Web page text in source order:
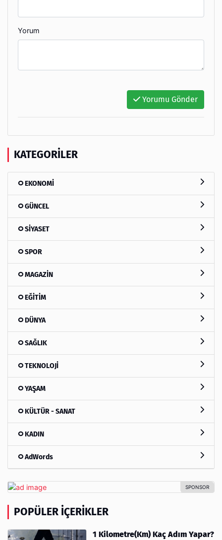
Yorum
Yorumu Gönder
KATEGORILER
EKONOMİ
GÜNCEL
SİYASET
SPOR
MAGAZİN
EĞİTİM
DÜNYA
SAĞLIK
TEKNOLOJİ
YAŞAM
KÜLTÜR - SANAT
KADIN
AdWords
POPÜLER İÇERIKLER
1 Kilometre(Km) Kaç Adım Yapar?